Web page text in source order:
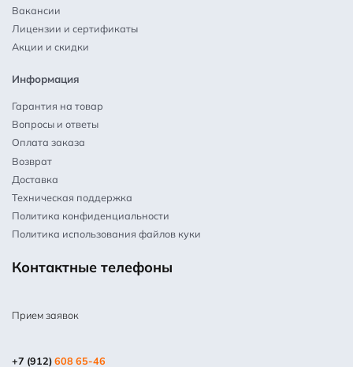
Вакансии
Лицензии и сертификаты
Акции и скидки
Информация
Гарантия на товар
Вопросы и ответы
Оплата заказа
Возврат
Доставка
Техническая поддержка
Политика конфиденциальности
Политика использования файлов куки
Контактные телефоны
Прием заявок
+7 (912)608 65-46